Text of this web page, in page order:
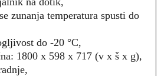
zunanja temperatura spusti do
do -20 °C,
1800 x 598 x 717 (v x š x g),